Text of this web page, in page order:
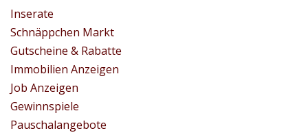
Inserate
Schnäppchen Markt
Gutscheine & Rabatte
Immobilien Anzeigen
Job Anzeigen
Gewinnspiele
Pauschalangebote